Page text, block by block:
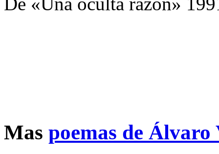
Mas poemas de Álvaro